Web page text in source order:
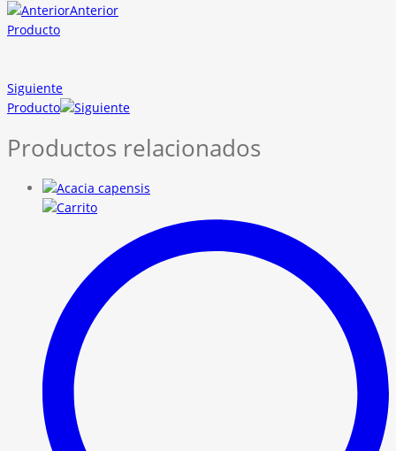
Anterior
Producto
Siguiente
Producto
Productos relacionados